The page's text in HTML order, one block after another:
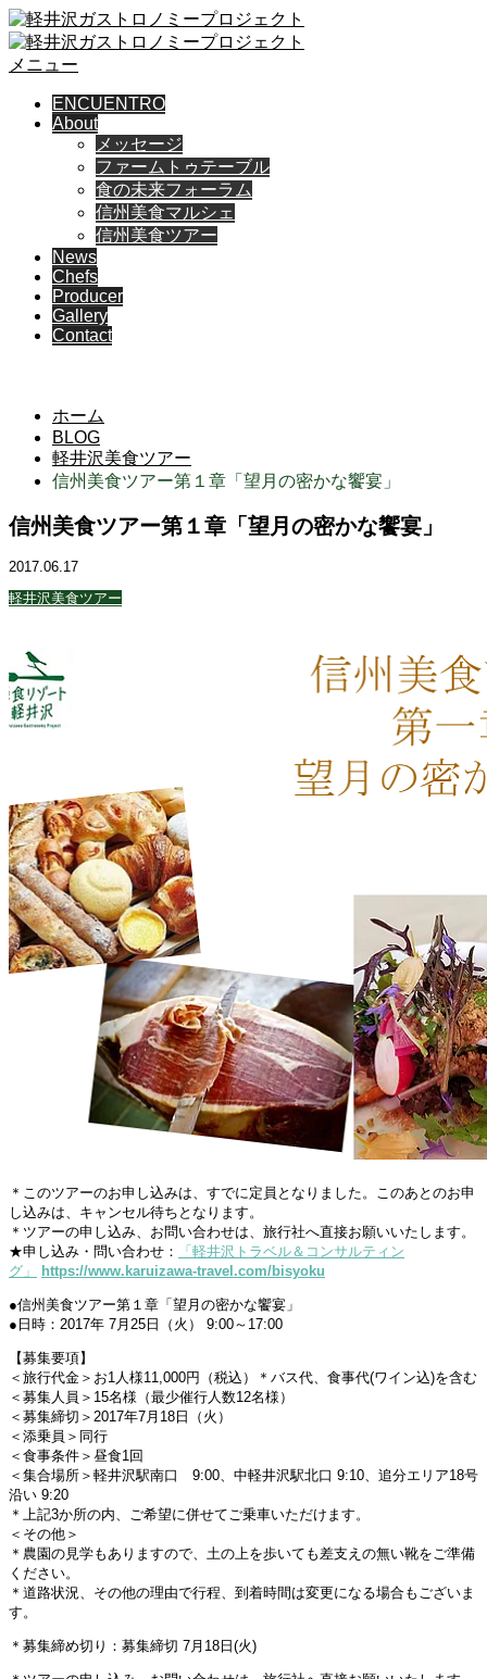
メニュー
ENCUENTRO
About
メッセージ
ファームトゥテーブル
食の未来フォーラム
信州美食マルシェ
信州美食ツアー
News
Chefs
Producer
Gallery
Contact
ホーム
BLOG
軽井沢美食ツアー
信州美食ツアー第１章「望月の密かな饗宴」
信州美食ツアー第１章「望月の密かな饗宴」
2017.06.17
軽井沢美食ツアー
＊このツアーのお申し込みは、すでに定員となりました。このあとのお申
し込みは、キャンセル待ちとなります。
＊ツアーの申し込み、お問い合わせは、旅行社へ直接お願いいたします。
★申し込み・問い合わせ：
「軽井沢トラベル＆コンサルティン
グ」
https://www.karuizawa-travel.com/bisyoku
●信州美食ツアー第１章「望月の密かな饗宴」
●日時：2017年 7月25日（火） 9:00～17:00
【募集要項】
＜旅行代金＞お1人様11,000円（税込）＊バス代、食事代(ワイン込)を含む
＜募集人員＞15名様（最少催行人数12名様）
＜募集締切＞2017年7月18日（火）
＜添乗員＞同行
＜食事条件＞昼食1回
＜集合場所＞軽井沢駅南口 9:00、中軽井沢駅北口 9:10、追分エリア18号
沿い 9:20
＊上記3か所の内、ご希望に併せてご乗車いただけます。
＜その他＞
＊農園の見学もありますので、土の上を歩いても差支えの無い靴をご準備
ください。
＊道路状況、その他の理由で行程、到着時間は変更になる場合もございま
す。
＊募集締め切り：募集締切 7月18日(火)